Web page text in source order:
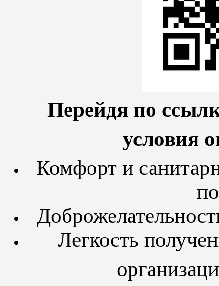
Перейдя по
условия
Комфорт и
Легкость